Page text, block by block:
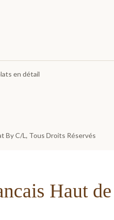
en détail
By C/L , Tous Droits Réservés
Haut de